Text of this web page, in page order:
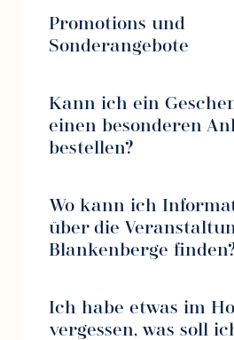
Promotions und
Sonderangebote
Kann ich ein
einen besonderen
bestellen?
Wo kann ich
über die
Blankenberge
Ich habe etwas im
vergessen, was soll